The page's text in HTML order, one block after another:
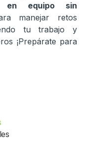
en equipo sin
manejar retos
tu trabajo y
¡Prepárate para